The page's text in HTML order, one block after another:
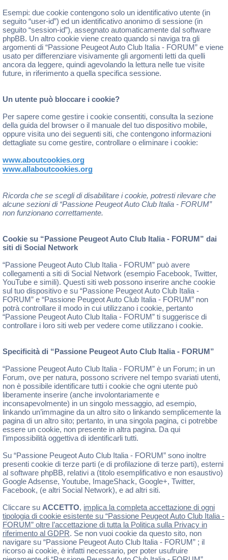
Esempi: due cookie contengono solo un identificativo utente (in
seguito “user-id”) ed un identificativo anonimo di sessione (in
seguito “session-id”), assegnato automaticamente dal software
phpBB. Un altro cookie viene creato quando si naviga tra gli
argomenti di “Passione Peugeot Auto Club Italia - FORUM” e viene
usato per differenziare visivamente gli argomenti letti da quelli
ancora da leggere, quindi agevolando la lettura nelle tue visite
future, in riferimento a quella specifica sessione.
Un utente può bloccare i cookie?
Per sapere come gestire i cookie consentiti, consulta la sezione
della guida del browser o il manuale del tuo dispositivo mobile,
oppure visita uno dei seguenti siti, che contengono informazioni
dettagliate su come gestire, controllare o eliminare i cookie:
www.aboutcookies.org
www.allaboutcookies.org
Ricorda che se scegli di disabilitare i cookie, potresti rilevare che
alcune sezioni di “Passione Peugeot Auto Club Italia - FORUM”
non funzionano correttamente.
Cookie su “Passione Peugeot Auto Club Italia - FORUM” dai
siti di Social Network
“Passione Peugeot Auto Club Italia - FORUM” può avere
collegamenti a siti di Social Network (esempio Facebook, Twitter,
YouTube e simili). Questi siti web possono inserire anche cookie
sul tuo dispositivo e su “Passione Peugeot Auto Club Italia -
FORUM” e “Passione Peugeot Auto Club Italia - FORUM” non
potrà controllare il modo in cui utilizzano i cookie, pertanto
“Passione Peugeot Auto Club Italia - FORUM” ti suggerisce di
controllare i loro siti web per vedere come utilizzano i cookie.
Specificità di “Passione Peugeot Auto Club Italia - FORUM”
“Passione Peugeot Auto Club Italia - FORUM” è un Forum; in un
Forum, ove per natura, possono scrivere nel tempo svariati utenti,
non è possibile identificare tutti i cookie che ogni utente può
liberamente inserire (anche involontariamente e
inconsapevolmente) in un singolo messaggio, ad esempio,
linkando un’immagine da un altro sito o linkando semplicemente la
pagina di un altro sito; pertanto, in una singola pagina, ci potrebbe
essere un cookie, non presente in altra pagina. Da qui
l’impossibilità oggettiva di identificarli tutti.
Su “Passione Peugeot Auto Club Italia - FORUM” sono inoltre
presenti cookie di terze parti (e di profilazione di terze parti), esterni
al software phpBB, relativi a (titolo esemplificativo e non esaustivo)
Google Adsense, Youtube, ImageShack, Google+, Twitter,
Facebook, (e altri Social Network), e ad altri siti.
Cliccare su ACCETTO, implica la completa accettazione di ogni
tipologia di cookie esistente su “Passione Peugeot Auto Club Italia -
FORUM” oltre l’accettazione di tutta la Politica sulla Privacy in
riferimento al GDPR. Se non vuoi cookie da questo sito, non
navigare su “Passione Peugeot Auto Club Italia - FORUM” ; il
ricorso ai cookie, è infatti necessario, per poter usufruire